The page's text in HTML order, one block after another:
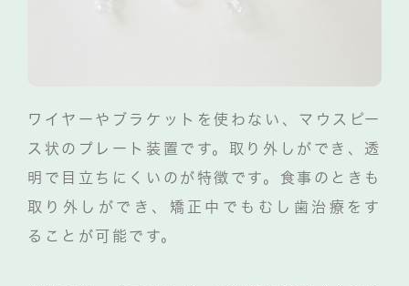
ワイヤーやブラケットを使わない、マウスピー
ス状のプレート装置です。取り外しができ、透
明で目立ちにくいのが特徴です。食事のときも
取り外しができ、矯正中でもむし歯治療をす
ることが可能です。